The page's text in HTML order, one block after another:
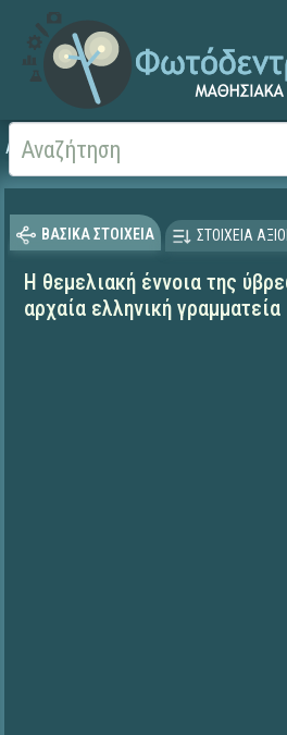
Αρχική
ΒΑΣΙΚΑ ΣΤΟΙΧΕΙΑ ΣΤΟΙΧΕΙΑ
Η θεμελιακή έννοια της
αρχαία ελληνική γραμματεία